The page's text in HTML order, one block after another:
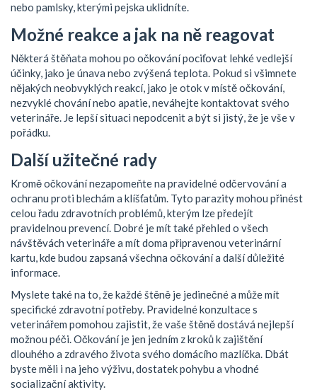
nebo pamlsky, kterými pejska uklidníte.
Možné reakce a jak na ně reagovat
Některá štěňata mohou po očkování pociťovat lehké vedlejší
účinky, jako je únava nebo zvýšená teplota. Pokud si všimnete
nějakých neobvyklých reakcí, jako je otok v místě očkování,
nezvyklé chování nebo apatie, neváhejte kontaktovat svého
veterináře. Je lepší situaci nepodcenit a být si jistý, že je vše v
pořádku.
Další užitečné rady
Kromě očkování nezapomeňte na pravidelné odčervování a
ochranu proti blechám a klíšťatům. Tyto parazity mohou přinést
celou řadu zdravotních problémů, kterým lze předejít
pravidelnou prevencí. Dobré je mít také přehled o všech
návštěvách veterináře a mít doma připravenou veterinární
kartu, kde budou zapsaná všechna očkování a další důležité
informace.
Myslete také na to, že každé štěně je jedinečné a může mít
specifické zdravotní potřeby. Pravidelné konzultace s
veterinářem pomohou zajistit, že vaše štěně dostává nejlepší
možnou péči. Očkování je jen jedním z kroků k zajištění
dlouhého a zdravého života svého domácího mazlíčka. Dbát
byste měli i na jeho výživu, dostatek pohybu a vhodné
socializační aktivity.